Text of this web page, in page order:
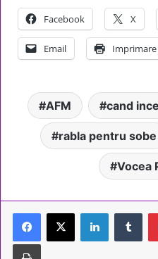
Facebook X
Email Imprimare
AFM cand
rabla pentru sobe
Vocea
LinkedIn
Tipărește